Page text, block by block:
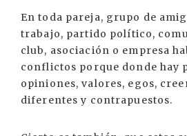
En toda pareja, grupo de
trabajo, partido político,
club, asociación o empresa
conflictos porque donde hay
opiniones, valores, egos,
diferentes y contrapuestos.